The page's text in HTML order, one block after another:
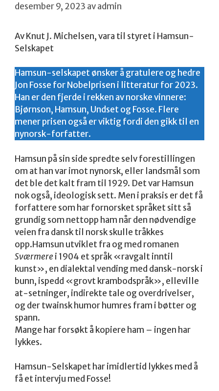
desember 9, 2023 avadmin
Av Knut J. Michelsen, vara til styret i Hamsun-
Selskapet
Hamsun-selskapet ønsker å gratulere og hedre
Jon Fosse for Nobelprisen i litteratur for 2023.
Han er den fjerde i rekken av norske vinnere:
Bjørnson, Hamsun, Undset og Fosse. Flere
mener prisen også er viktig fordi den gikk til en
nynorsk-forfatter.
Hamsun på sin side spredte selv forestillingen
om at han var imot nynorsk, eller landsmål som
det ble det kalt fram til 1929. Det var Hamsun
nok også, ideologisk sett. Men i praksis er det få
forfattere som har fornorsket språket sitt så
grundig som nettopp ham når den nødvendige
veien fra dansk til norsk skulle tråkkes
opp.Hamsun utviklet fra og med romanen
Sværmere i 1904 et språk «ravgalt inntil
kunst», en dialektal vending med dansk-norsk i
bunn, ispedd «grovt krambodspråk», elleville
at-setninger, indirekte tale og overdrivelser,
og der twainsk humor humres fram i bøtter og
spann.
Mange har forsøkt å kopiere ham – ingen har
lykkes.
Hamsun-Selskapet har imidlertid lykkes med å
få et intervju med Fosse!